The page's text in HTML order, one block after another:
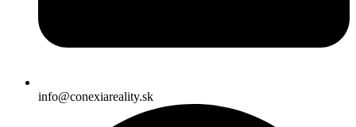
info@conexiareality.sk